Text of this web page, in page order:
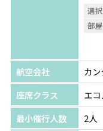
選
部
部
テ
選
部
利用
航空会社
カ
座席クラス
エ
最小催行人数
2人